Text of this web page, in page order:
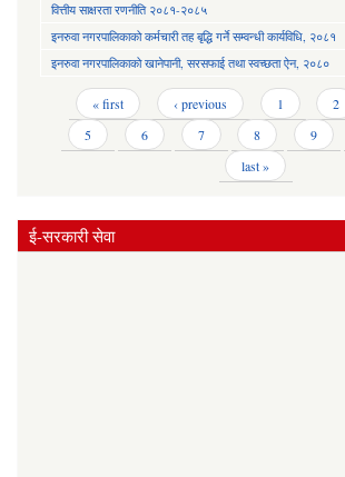
वित्तीय साक्षरता रणनीति २०८१-२०८५
इनरुवा नगरपालिकाको कर्मचारी तह बृद्धि गर्ने सम्वन्धी कार्यविधि, २०८१
इनरुवा नगरपालिकाको खानेपानी, सरसफाई तथा स्वच्छता ऐन, २०८०
Pages « first ‹ previous 1 2
5 6 7 8 9
last »
ई-सरकारी सेवा